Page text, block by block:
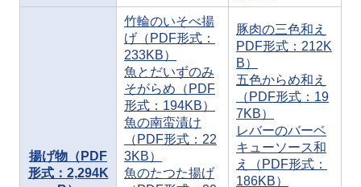
揚げ物（PDF
形式：2,294K
竹輪のいそべ揚
げ（PDF形式：
233KB）
魚とだいずのみ
そがらめ（PDF
形式：194KB）
魚の南蛮漬け
（PDF形式：22
3KB）
魚のたつた揚げ
豚肉の三色和え
PDF形式：212K
B）
五色からめ和え
（PDF形式：19
7KB）
レバーのバーベ
キューソース和
え（PDF形式：
186KB）